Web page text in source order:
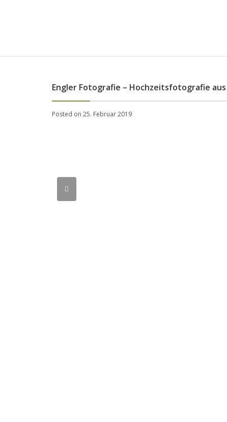
Engler Fotografie – Hochzeitsfotografie
Posted on 25. Februar 2019